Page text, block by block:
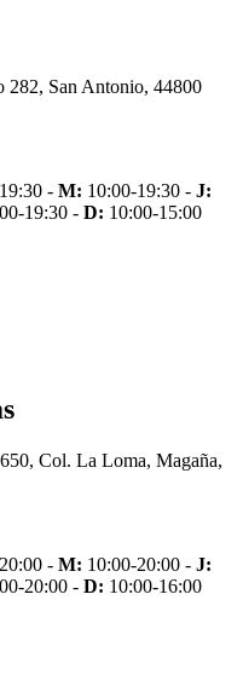
282, San Antonio, 44800
- M: 10:00-19:30 - J:
19:30 - D: 10:00-15:00
Col. La Loma, Magaña,
- M: 10:00-20:00 - J:
20:00 - D: 10:00-16:00